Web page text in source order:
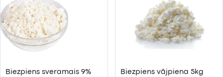
Biezpiens sveramais 9% Biezpiens vājpiena 5kg